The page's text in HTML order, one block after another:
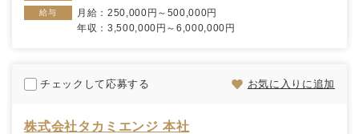
給与
月給：250,000円～500,000円
年収：3,500,000円～6,000,000円
チェックして応募する お気に入りに追加
株式会社タカミエンジ 本社